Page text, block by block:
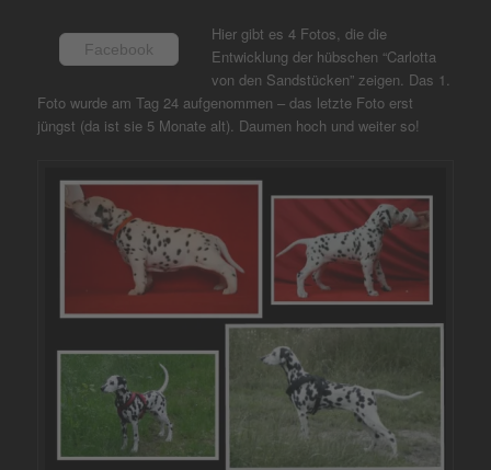
Facebook
Hier gibt es 4 Fotos, die die
Entwicklung der hübschen “Carlotta
von den Sandstücken” zeigen. Das 1.
Foto wurde am Tag 24 aufgenommen – das letzte Foto erst
jüngst (da ist sie 5 Monate alt). Daumen hoch und weiter so!